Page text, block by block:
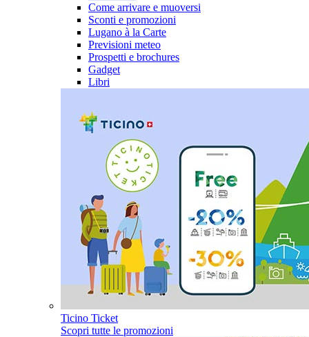
Come arrivare e muoversi
Sconti e promozioni
Lugano à la Carte
Previsioni meteo
Prospetti e brochures
Gadget
Libri
Ticino Ticket
Scopri tutte le promozioni